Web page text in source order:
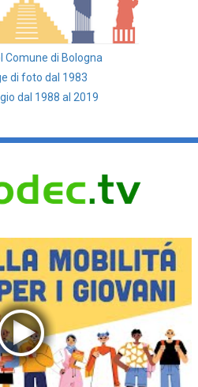
Comune di Bologna
di foto dal 1983
dal 1988 al 2019